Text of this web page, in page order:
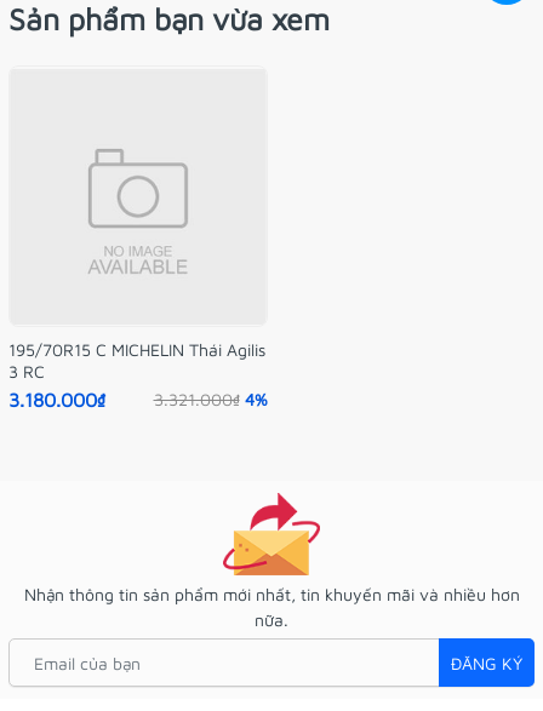
Sản phẩm bạn vừa xem
195/70R15 C MICHELIN Thái Agilis
3 RC
3.180.000₫ 3.321.000₫ 4%
Nhận thông tin sản phẩm mới nhất, tin khuyến mãi và nhiều hơn
nữa.
ĐĂNG KÝ